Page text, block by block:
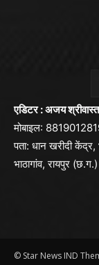
एडिटर : अजय
मोबाइल:
पता: धान खरीदी केंद्र,
भाठागांव, रायपुर (छ.ग.)
© Star News IND